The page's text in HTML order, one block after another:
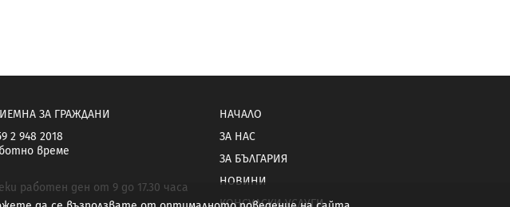
ЗА ГРАЖДАНИ
2 948 2018
време
работен ден от 9 до 17.30 часа
НАЧАЛО
ЗА НАС
ЗА БЪЛГАРИЯ
НОВИНИ
КОНСУЛСКИ УСЛУГИ